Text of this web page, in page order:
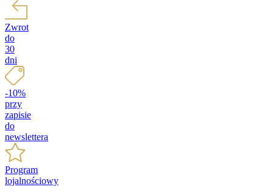
Zwrot
do
30
dni
-10%
przy
zapisie
do
newslettera
Program
lojalnościowy